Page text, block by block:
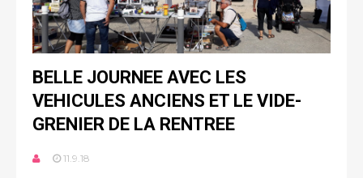
BELLE JOURNEE AVEC LES
VEHICULES ANCIENS ET LE VIDE-
GRENIER DE LA RENTREE
11.9.18